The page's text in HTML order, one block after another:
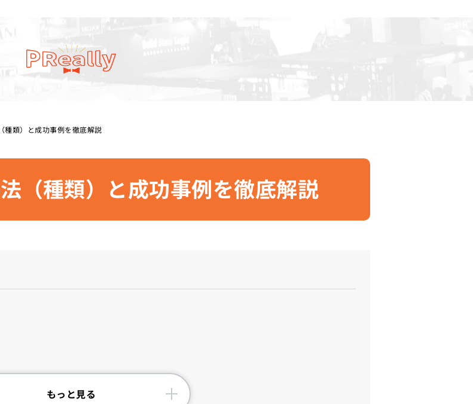
種類）と成功事例を徹底解説
法（種類）と成功事例を徹底解説
もっと見る